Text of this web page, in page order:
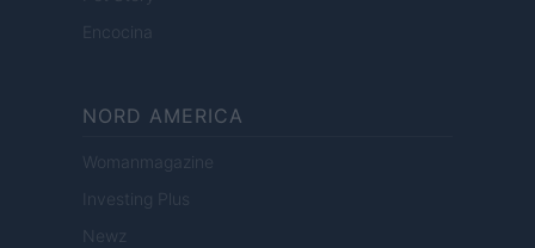
Encocina
NORD AMERICA
Womanmagazine
Investing Plus
Newz